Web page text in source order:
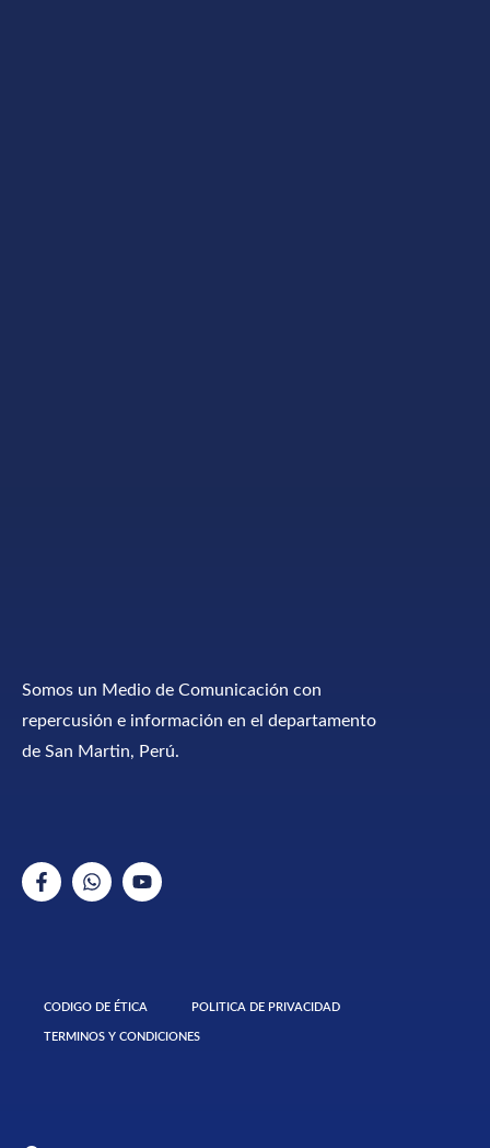
Somos un Medio de Comunicación con
repercusión e información en el departamento
de San Martin, Perú.
CODIGO DE ÉTICA POLITICA DE PRIVACIDAD
TERMINOS Y CONDICIONES